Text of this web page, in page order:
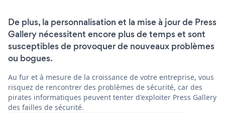
De plus, la personnalisation et la mise à jour de Press
Gallery nécessitent encore plus de temps et sont
susceptibles de provoquer de nouveaux problèmes
ou bogues.
Au fur et à mesure de la croissance de votre entreprise, vous
risquez de rencontrer des problèmes de sécurité, car des
pirates informatiques peuvent tenter d'exploiter Press Gallery
des failles de sécurité.